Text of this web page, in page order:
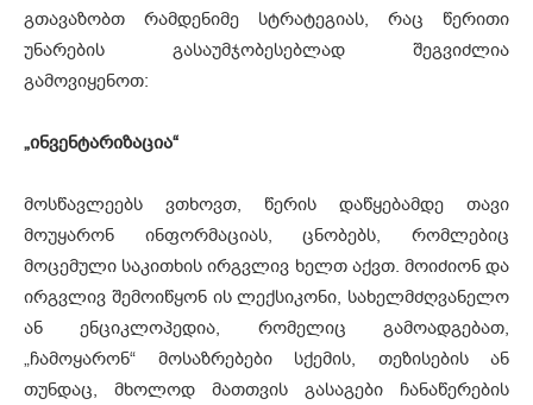
გთავაზობთ რამდენიმე სტრატეგიას, რაც წერითი
უნარების გასაუმჯობესებლად შეგვიძლია
გამოვიყენოთ:
„ინვენტარიზაცია“
მოსწავლეებს ვთხოვთ, წერის დაწყებამდე თავი
მოუყარონ ინფორმაციას, ცნობებს, რომლებიც
მოცემული საკითხის ირგვლივ ხელთ აქვთ. მოიძიონ და
ირგვლივ შემოიწყონ ის ლექსიკონი, სახელმძღვანელო
ან ენციკლოპედია, რომელიც გამოადგებათ,
„ჩამოყარონ“ მოსაზრებები სქემის, თეზისების ან
თუნდაც, მხოლოდ მათთვის გასაგები ჩანაწერების